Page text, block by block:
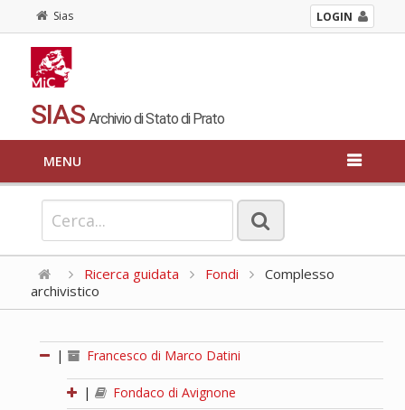
Sias LOGIN
SIAS Archivio di Stato di Prato
MENU
Ricerca guidata Fondi
Complesso
archivistico
| Francesco di Marco Datini
|
Fondaco di Avignone